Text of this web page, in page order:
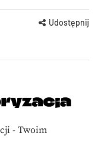
Udostępnij
- Twoim